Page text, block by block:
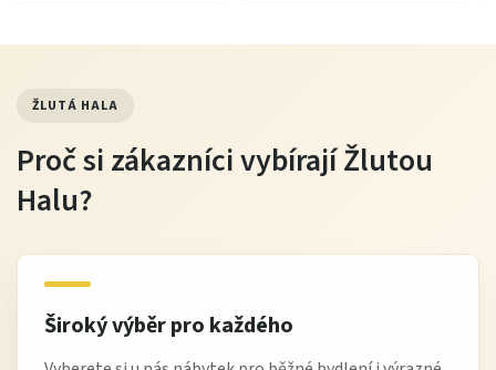
ŽLUTÁ HALA
Proč si zákazníci vybírají Žlutou
Halu?
Široký výběr pro každého